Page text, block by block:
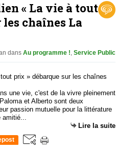
« La vie à tout
les chaînes La
dans Au programme !, Service Public
une vie, c'est de la vivre pleinement
et Alberto sont deux
passion mutuelle pour la littérature
amitié...
Lire la suite